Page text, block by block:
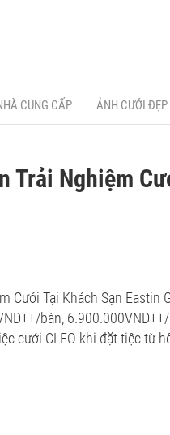
CUNG CẤP ẢNH CƯỚI ĐẸP
Trải Nghiệm
Cưới Tại Khách Sạn Eastin
bàn,
cưới CLEO khi đặt tiệc từ